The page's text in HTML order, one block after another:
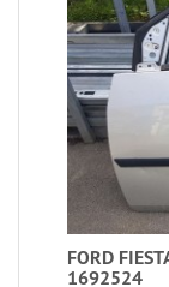
FORD
1692524